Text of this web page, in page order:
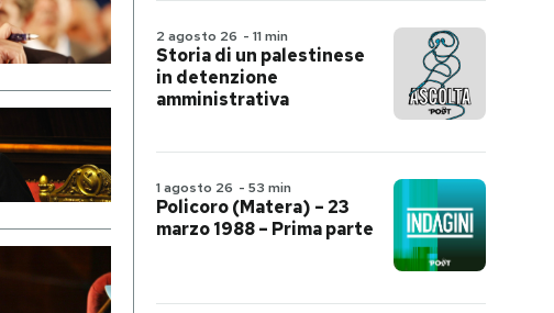
2 agosto 26 - 11 min
Storia di un palestinese
in detenzione
amministrativa
1 agosto 26 - 53 min
Policoro (Matera) – 23
marzo 1988 – Prima parte